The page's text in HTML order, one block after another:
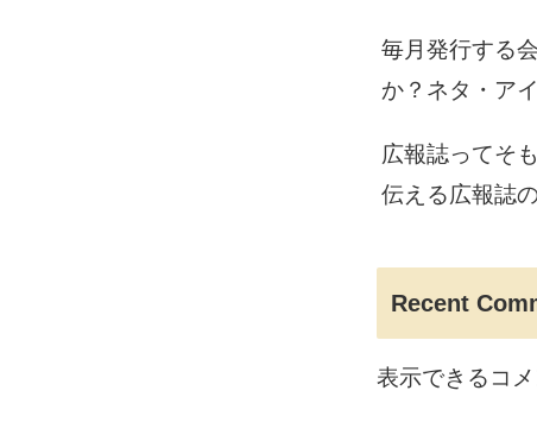
毎月発行する
か？ネタ・ア
広報誌ってそ
伝える広報誌
Recent
表示できるコメ